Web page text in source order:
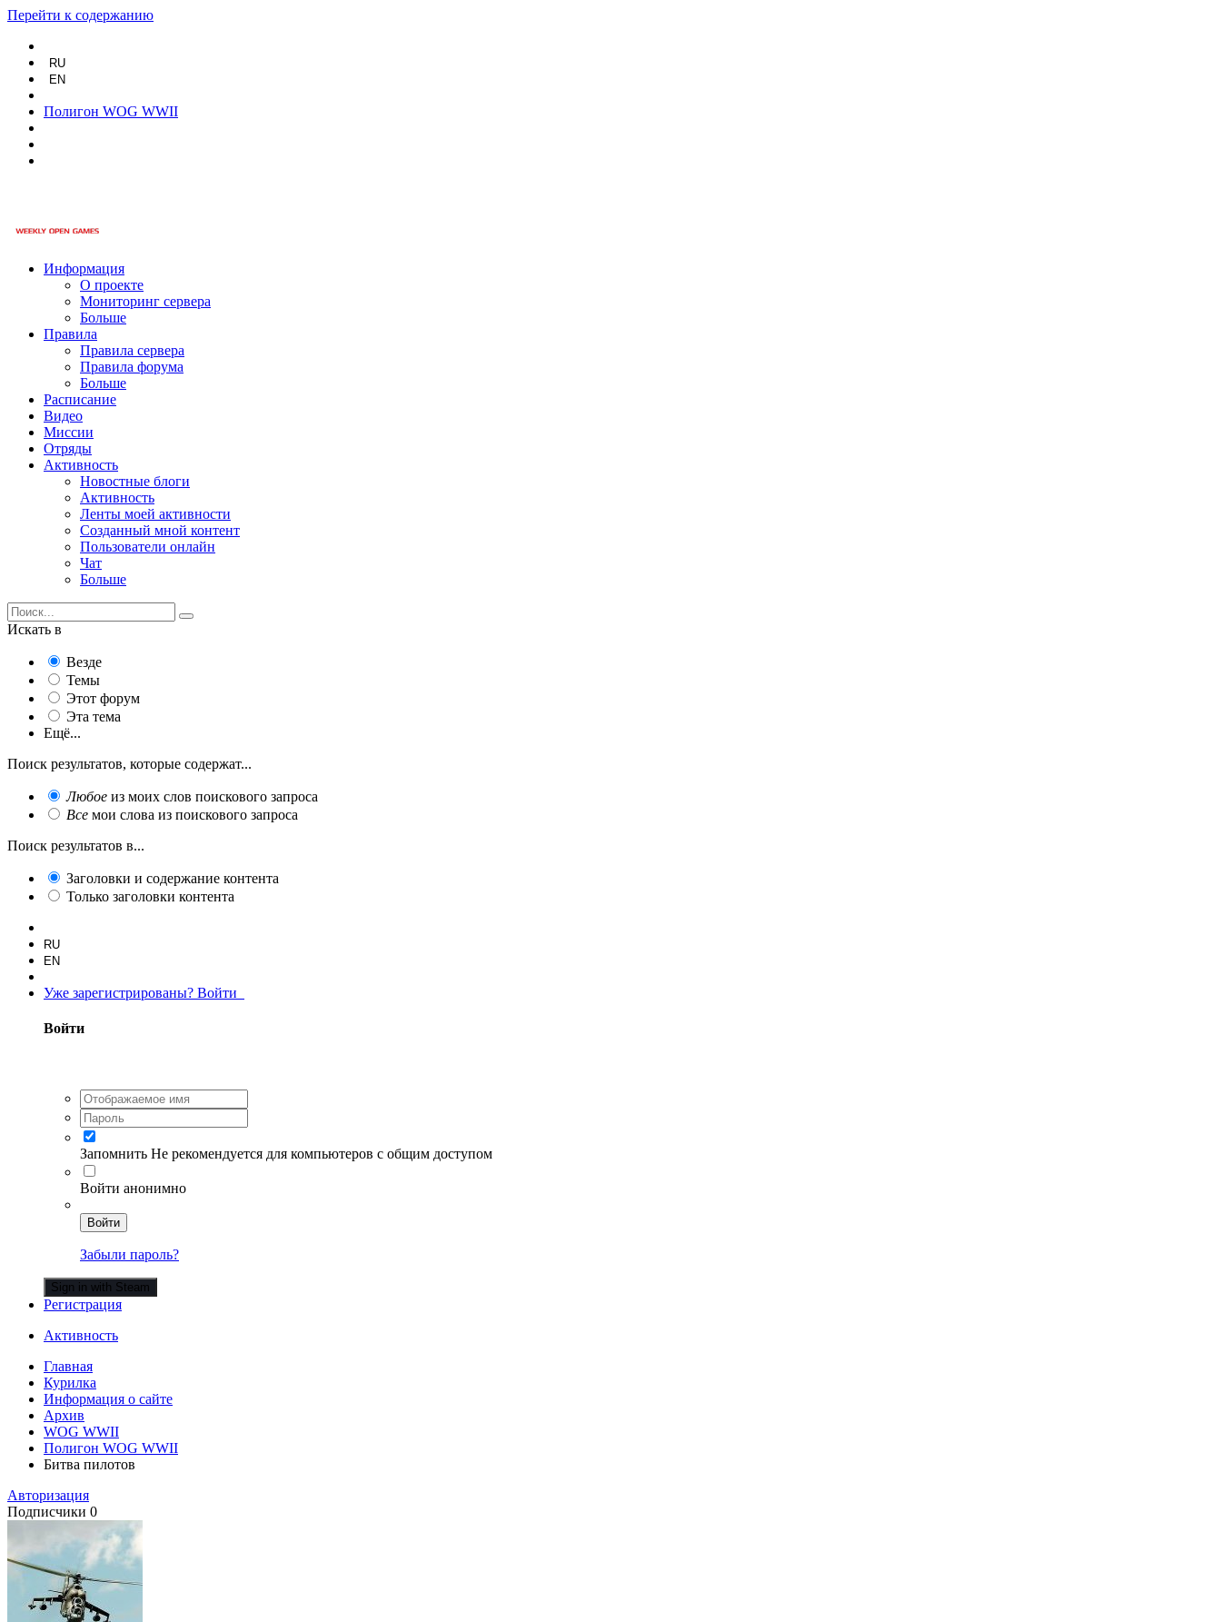
Перейти к содержанию
RU
EN
Полигон WOG WWII
Информация
О проекте
Мониторинг сервера
Больше
Правила
Правила сервера
Правила форума
Больше
Расписание
Видео
Миссии
Отряды
Активность
Новостные блоги
Активность
Ленты моей активности
Созданный мной контент
Пользователи онлайн
Чат
Больше
Искать в
Везде
Темы
Этот форум
Эта тема
Ещё...
Поиск результатов, которые содержат...
Любое из моих слов поискового запроса
Все мои слова из поискового запроса
Поиск результатов в...
Заголовки и содержание контента
Только заголовки контента
RU
EN
Уже зарегистрированы? Войти
Войти
Запомнить Не рекомендуется для компьютеров с общим доступом
Войти анонимно
Войти
Забыли пароль?
Sign in with Steam
Регистрация
Активность
Главная
Курилка
Информация о сайте
Архив
WOG WWII
Полигон WOG WWII
Битва пилотов
Авторизация
Подписчики 0